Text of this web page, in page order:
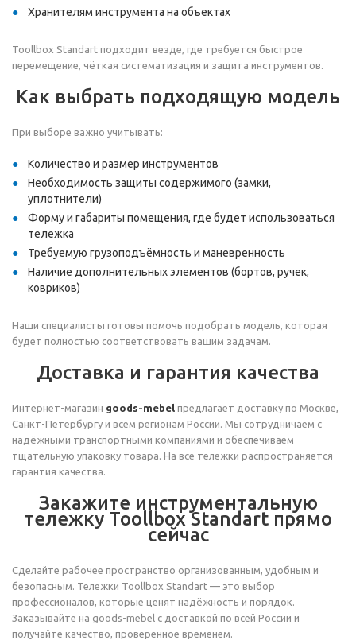
Хранителям инструмента на объектах
Toollbox Standart подходит везде, где требуется быстрое
перемещение, чёткая систематизация и защита инструментов.
Как выбрать подходящую модель
При выборе важно учитывать:
Количество и размер инструментов
Необходимость защиты содержимого (замки,
уплотнители)
Форму и габариты помещения, где будет использоваться
тележка
Требуемую грузоподъёмность и маневренность
Наличие дополнительных элементов (бортов, ручек,
ковриков)
Наши специалисты готовы помочь подобрать модель, которая
будет полностью соответствовать вашим задачам.
Доставка и гарантия качества
Интернет-магазин goods-mebel предлагает доставку по Москве,
Санкт-Петербургу и всем регионам России. Мы сотрудничаем с
надёжными транспортными компаниями и обеспечиваем
тщательную упаковку товара. На все тележки распространяется
гарантия качества.
Закажите инструментальную
тележку Toollbox Standart прямо
сейчас
Сделайте рабочее пространство организованным, удобным и
безопасным. Тележки Toollbox Standart — это выбор
профессионалов, которые ценят надёжность и порядок.
Заказывайте на goods-mebel с доставкой по всей России и
получайте качество, проверенное временем.